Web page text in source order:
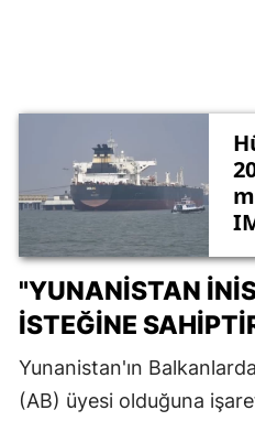
"YUNANISTAN
ISTEĞINE
Yunanistan'ın
(AB) üyesi olduğuna